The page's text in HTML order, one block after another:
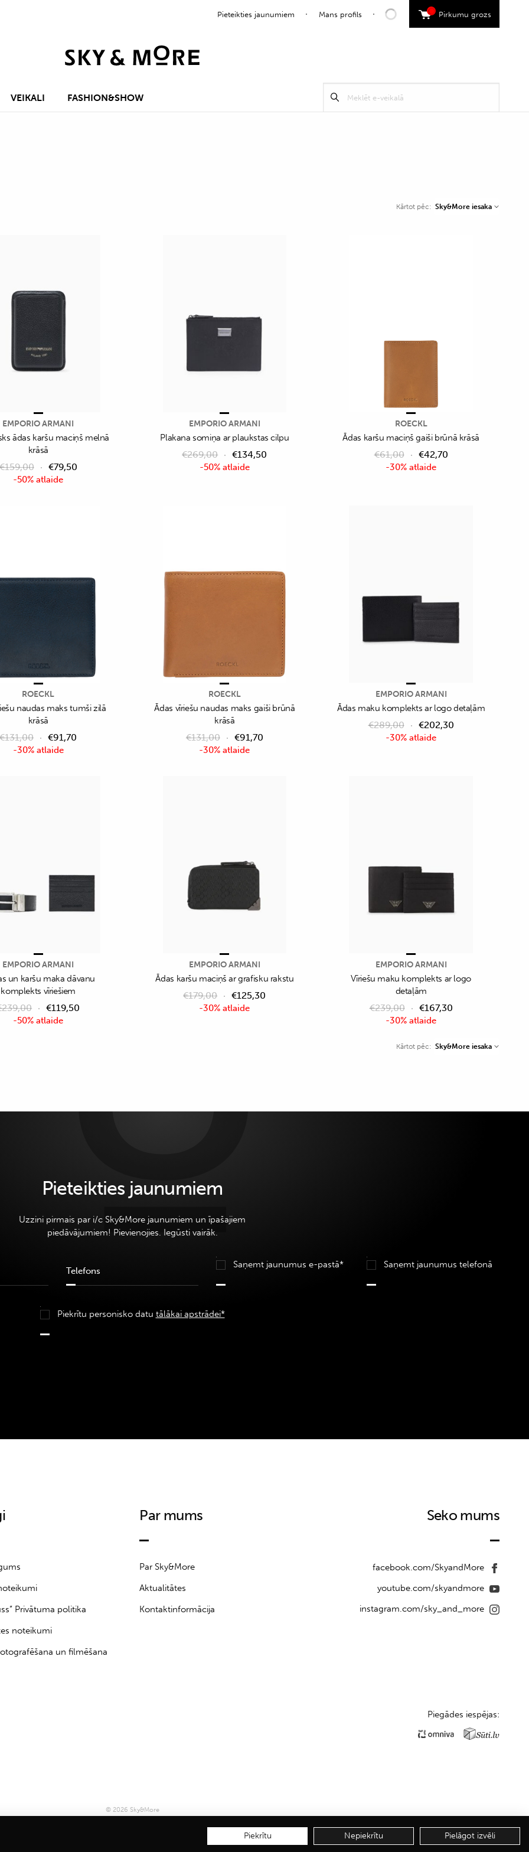
Pieteikties jaunumiem Mans profils Pirkumu grozs
0
VEIKALI FASHION&SHOW Meklēt
Kārtot pēc: Sky&More iesaka
-50% atlaide
EMPORIO ARMANI
ādas karšu maciņš melnā
krāsā
159,00 €79,50 -50% atlaide
EMPORIO ARMANI
Plakana somiņa ar plaukstas cilpu
€269,00 €134,50
-30% atlaide
ROECKL
Ādas karšu maciņš gaiši brūnā krāsā
€61,00 €42,70
-30% atlaide
ROECKL
naudas maks tumši zilā
krāsā
€131,00 €91,70
-30% atlaide
ROECKL
Ādas vīriešu naudas maks gaiši brūnā
krāsā
€131,00 €91,70 -30% atlaide
EMPORIO ARMANI
Ādas maku komplekts ar logo detaļām
€289,00 €202,30
-50% atlaide
EMPORIO ARMANI
un karšu maka dāvanu
komplekts vīriešiem
239,00 €119,50 -30% atlaide
EMPORIO ARMANI
Ādas karšu maciņš ar grafisku rakstu
€179,00 €125,30
-30% atlaide
EMPORIO ARMANI
Vīriešu maku komplekts ar logo
detaļām
€239,00 €167,30
Kārtot pēc: Sky&More iesaka
Pieteikties jaunumiem
Uzzini pirmais par i/c Sky&More jaunumiem un īpašajiem
piedāvājumiem! Pievienojies. Iegūsti vairāk.
Saņemt jaunumus e-pastā* Saņemt jaunumus telefonā
Piekrītu personisko datu tālākai apstrādei*
Privātuma politika
noteikumi
un filmēšana
Par mums
Par Sky&More
Aktualitātes
Kontaktinformācija
Seko mums
facebook.com/SkyandMore
youtube.com/skyandmore
instagram.com/sky_and_more
Piegādes iespējas:
© 2026 Sky&More
Piekrītu Nepiekrītu Pielāgot izvēli